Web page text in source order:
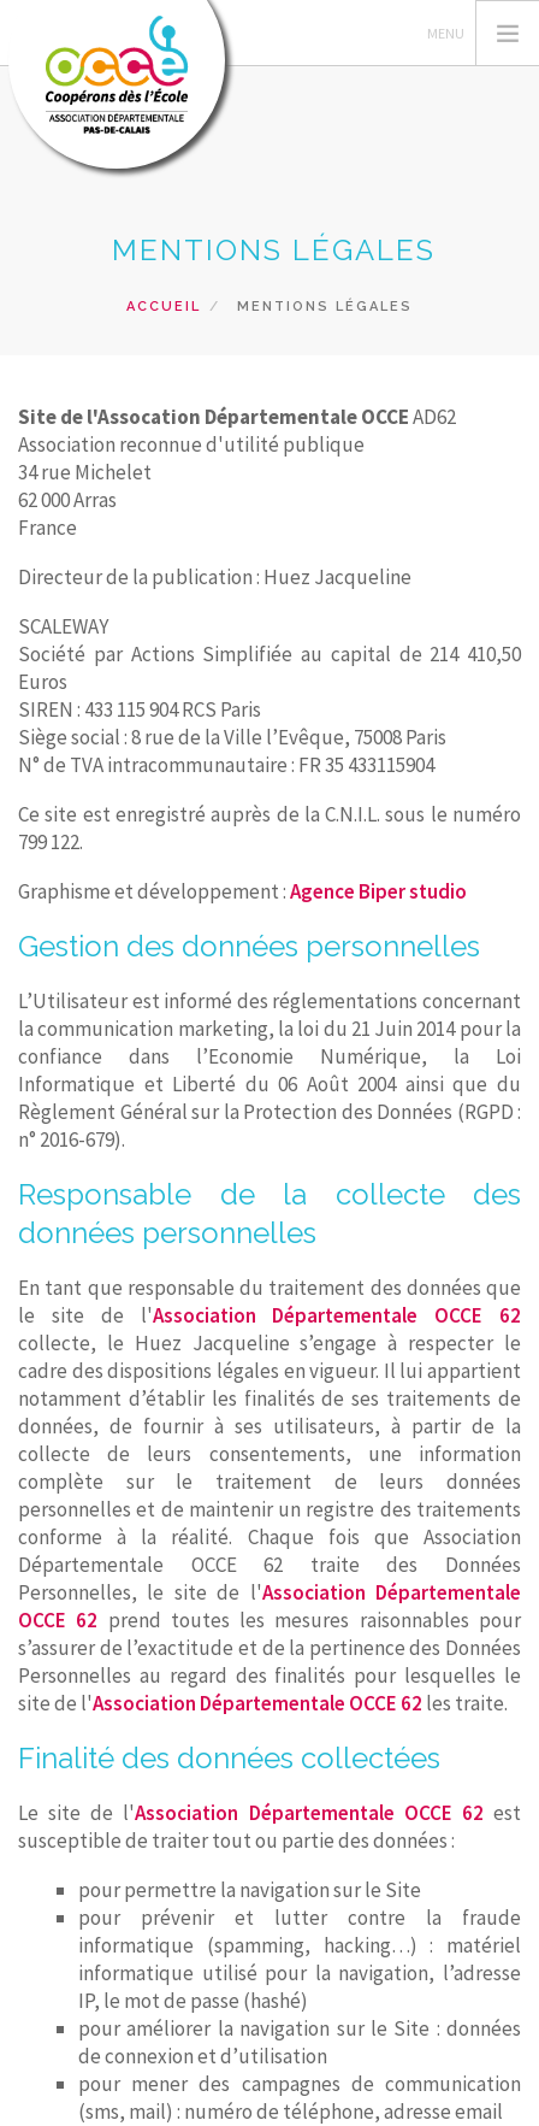
GERER SA COOPERATIVE
RECHERCHER
CONTACT
MENTIONS LÉGALES
ACCUEIL MENTIONS LÉGALES
Site de l'Assocation Départementale OCCEAD62
Association reconnue d'utilité publique
34 rue Michelet
62 000 Arras
France
Directeur de la publication : Huez Jacqueline
SCALEWAY
Société par Actions Simplifiée au capital de 214 410,50
Euros
SIREN : 433 115 904 RCS Paris
Siège social : 8 rue de la Ville l’Evêque, 75008 Paris
N° de TVA intracommunautaire : FR 35 433115904
Ce site est enregistré auprès de la C.N.I.L. sous le numéro
799 122.
Graphisme et développement :Agence Biper studio
Gestion des données personnelles
L’Utilisateur est informé des réglementations concernant
la communication marketing, la loi du 21 Juin 2014 pour la
confiance dans l’Economie Numérique, la Loi
Informatique et Liberté du 06 Août 2004 ainsi que du
Règlement Général sur la Protection des Données (RGPD :
n° 2016-679).
Responsable de la collecte des
données personnelles
En tant que responsable du traitement des données que
le site de l'Association Départementale OCCE 62
collecte, le Huez Jacqueline s’engage à respecter le
cadre des dispositions légales en vigueur. Il lui appartient
notamment d’établir les finalités de ses traitements de
données, de fournir à ses utilisateurs, à partir de la
collecte de leurs consentements, une information
complète sur le traitement de leurs données
personnelles et de maintenir un registre des traitements
conforme à la réalité. Chaque fois que Association
Départementale OCCE 62 traite des Données
Personnelles, le site de l'Association Départementale
OCCE 62 prend toutes les mesures raisonnables pour
s’assurer de l’exactitude et de la pertinence des Données
Personnelles au regard des finalités pour lesquelles le
site de l'Association Départementale OCCE 62 les traite.
Finalité des données collectées
Le site de l'Association Départementale OCCE 62 est
susceptible de traiter tout ou partie des données :
pour permettre la navigation sur le Site
pour prévenir et lutter contre la fraude
informatique (spamming, hacking…) : matériel
informatique utilisé pour la navigation, l’adresse
IP, le mot de passe (hashé)
pour améliorer la navigation sur le Site : données
de connexion et d’utilisation
pour mener des campagnes de communication
(sms, mail) : numéro de téléphone, adresse email